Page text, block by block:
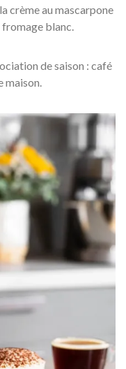
crème au mascarpone
fromage blanc.
de saison : café
maison.